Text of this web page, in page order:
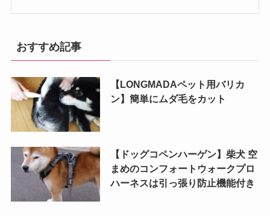
おすすめ記事
【LONGMADAペット用バリカ
ン】簡単にムダ毛をカット
【ドッグコペンハーゲン】柴犬 空
まめのコンフォートウォークプロ
ハーネスは引っ張り防止機能付き